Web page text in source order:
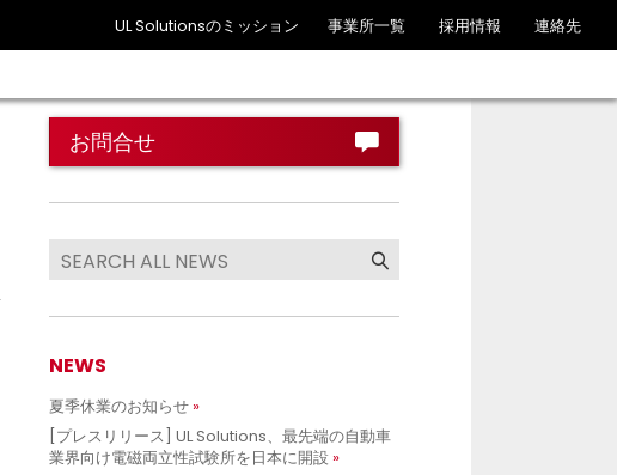
UL Solutionsのミッション 事業所一覧 採用情報 連絡先
お問合せ
NEWS
夏季休業のお知らせ
[プレスリリース] UL Solutions、最先端の自動車
業界向け電磁両立性試験所を日本に開設